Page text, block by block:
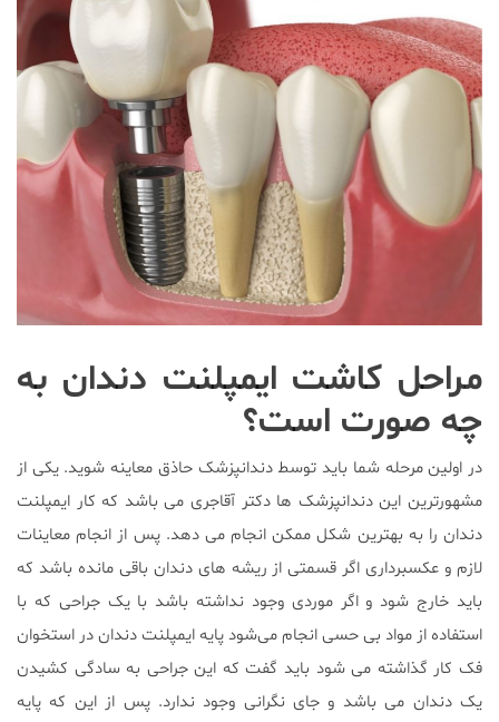
مراحل کاشت ایمپلنت دندان به
چه صورت است؟
در اولین مرحله شما باید توسط دندانپزشک حاذق معاینه شوید. یکی از
مشهورترین این دندانپزشک ها دکتر آقاجری می باشد که کار ایمپلنت
دندان را به بهترین شکل ممکن انجام می دهد. پس از انجام معاینات
لازم و عکسبرداری اگر قسمتی از ریشه های دندان باقی مانده باشد که
باید خارج شود و اگر موردی وجود نداشته باشد با یک جراحی که با
استفاده از مواد بی حسی انجام می‌شود پایه ایمپلنت دندان در استخوان
فک کار گذاشته می شود باید گفت که این جراحی به سادگی کشیدن
یک دندان می باشد و جای نگرانی وجود ندارد. پس از این که پایه